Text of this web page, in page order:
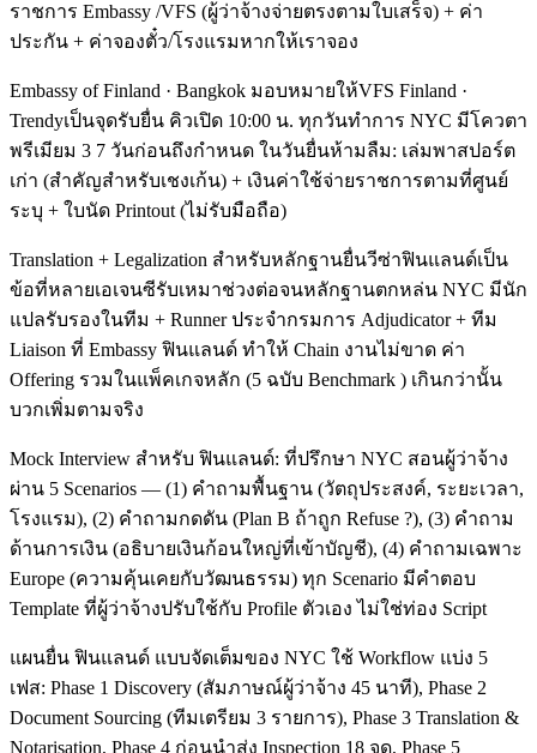
ราชการ Embassy /VFS (ผู้ว่าจ้างจ่ายตรงตามใบเสร็จ) + ค่า
ประกัน + ค่าจองตั๋ว/โรงแรมหากให้เราจอง
Embassy of Finland · Bangkok มอบหมายให้VFS Finland ·
Trendyเป็นจุดรับยื่น คิวเปิด 10:00 น. ทุกวันทำการ NYC มีโควตา
พรีเมียม 3 7 วันก่อนถึงกำหนด ในวันยื่นห้ามลืม: เล่มพาสปอร์ต
เก่า (สำคัญสำหรับเชงเก้น) + เงินค่าใช้จ่ายราชการตามที่ศูนย์
ระบุ + ใบนัด Printout (ไม่รับมือถือ)
Translation + Legalization สำหรับหลักฐานยื่นวีซ่าฟินแลนด์เป็น
ข้อที่หลายเอเจนซีรับเหมาช่วงต่อจนหลักฐานตกหล่น NYC มีนัก
แปลรับรองในทีม + Runner ประจำกรมการ Adjudicator + ทีม
Liaison ที่ Embassy ฟินแลนด์ ทำให้ Chain งานไม่ขาด ค่า
Offering รวมในแพ็คเกจหลัก (5 ฉบับ Benchmark ) เกินกว่านั้น
บวกเพิ่มตามจริง
Mock Interview สำหรับ ฟินแลนด์: ที่ปรึกษา NYC สอนผู้ว่าจ้าง
ผ่าน 5 Scenarios — (1) คำถามพื้นฐาน (วัตถุประสงค์, ระยะเวลา,
โรงแรม), (2) คำถามกดดัน (Plan B ถ้าถูก Refuse ?), (3) คำถาม
ด้านการเงิน (อธิบายเงินก้อนใหญ่ที่เข้าบัญชี), (4) คำถามเฉพาะ
Europe (ความคุ้นเคยกับวัฒนธรรม) ทุก Scenario มีคำตอบ
Template ที่ผู้ว่าจ้างปรับใช้กับ Profile ตัวเอง ไม่ใช่ท่อง Script
แผนยื่น ฟินแลนด์ แบบจัดเต็มของ NYC ใช้ Workflow แบ่ง 5
เฟส: Phase 1 Discovery (สัมภาษณ์ผู้ว่าจ้าง 45 นาที), Phase 2
Document Sourcing (ทีมเตรียม 3 รายการ), Phase 3 Translation &
Notarisation, Phase 4 ก่อนนำส่ง Inspection 18 จุด, Phase 5